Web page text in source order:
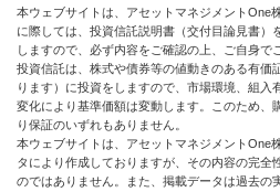
本ウェブサイトは、アセットマネジメントOne
に際しては、投資信託説明書（交付目論見書）
しますので、必ず内容をご確認の上、ご自身で
投資信託は、株式や債券等の値動きのある有価
ります）に投資をしますので、市場環境、組入
変化により基準価額は変動します。このため、
り保証のいずれもありません。
本ウェブサイトは、アセットマネジメントOne
タにより作成しておりますが、その内容の完全
のではありません。また、掲載データは過去の